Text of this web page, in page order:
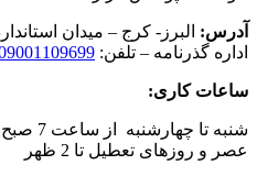
آدرس: البرز- کرج – میدان
اداره گذرنامه – تلفن:
ساعات کاری:
عصر و روزهای تعطیل تا 2 ظهر